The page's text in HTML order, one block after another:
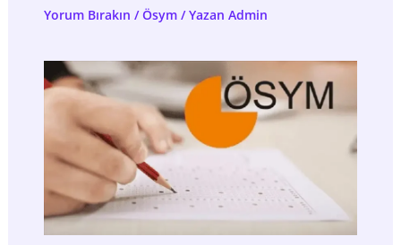
Yorum Bırakın /Ösym/ Yazan Admin